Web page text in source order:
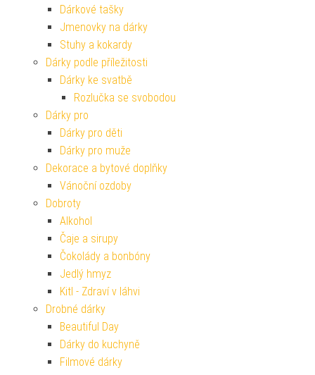
Dárkové tašky
Jmenovky na dárky
Stuhy a kokardy
Dárky podle příležitosti
Dárky ke svatbě
Rozlučka se svobodou
Dárky pro
Dárky pro děti
Dárky pro muže
Dekorace a bytové doplňky
Vánoční ozdoby
Dobroty
Alkohol
Čaje a sirupy
Čokolády a bonbóny
Jedlý hmyz
Kitl - Zdraví v láhvi
Drobné dárky
Beautiful Day
Dárky do kuchyně
Filmové dárky